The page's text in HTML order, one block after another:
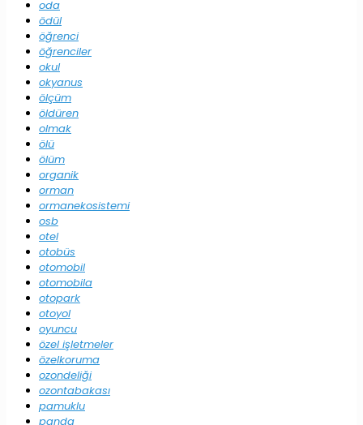
oda
ödül
öğrenci
öğrenciler
okul
okyanus
ölçüm
öldüren
olmak
ölü
ölüm
organik
orman
ormanekosistemi
osb
otel
otobüs
otomobil
otomobila
otopark
otoyol
oyuncu
özel işletmeler
özelkoruma
ozondeliği
ozontabakası
pamuklu
panda